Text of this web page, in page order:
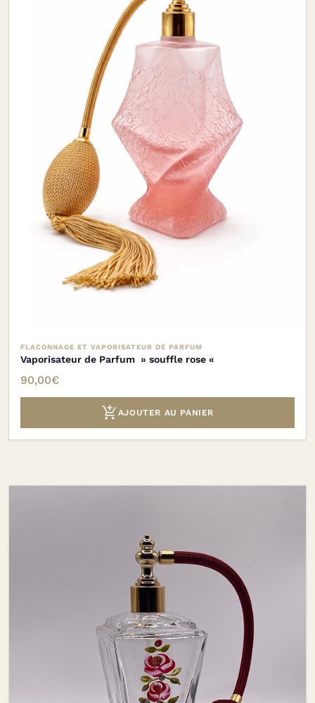
FLACONNAGE ET VAPORISATEUR DE PARFUM
Vaporisateur de Parfum » souffle rose «
90,00€
 AJOUTER AU PANIER